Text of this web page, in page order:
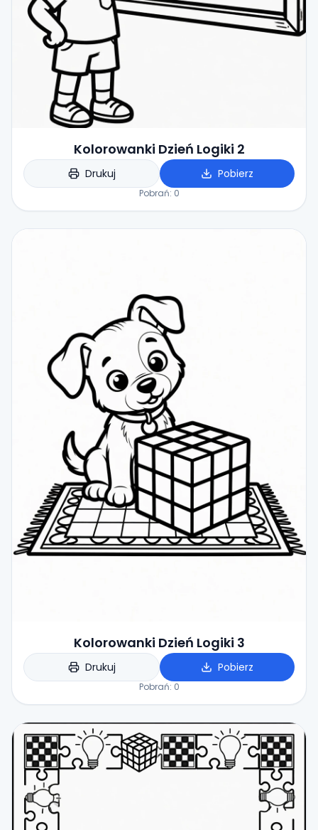
Kolorowanki Dzień Logiki 2
Drukuj Pobierz
Pobrań: 0
Kolorowanki Dzień Logiki 3
Drukuj Pobierz
Pobrań: 0